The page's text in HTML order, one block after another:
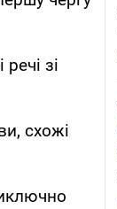
зі
схожі